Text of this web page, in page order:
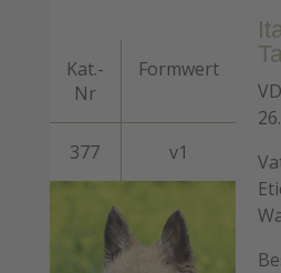
Kat.-
Nr
Formwert
377 v1